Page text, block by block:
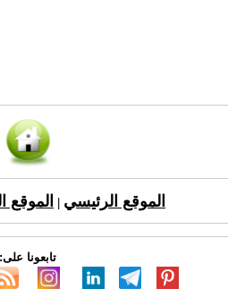
الموقع الرئيسي الموقع
تابعونا على: